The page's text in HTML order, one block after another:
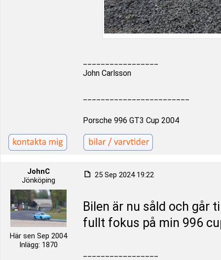
John Carlsson
Porsche 996 GT3 Cup 2004
JohnC
Jönköping
Här sen Sep 2004
Inlägg: 1870
25 Sep 2024 19:22
Bilen är nu såld och går
fullt fokus på min 996